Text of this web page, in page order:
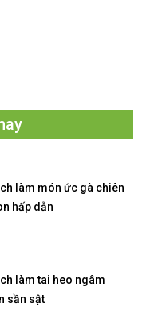
làm món ức gà chiên
hấp dẫn
làm tai heo ngâm
sần sật